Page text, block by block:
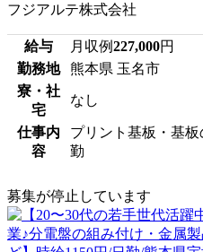
フジアルテ株式会社
給与 月収例227,000円
勤務地
熊本県 玉名市
寮・社
宅
なし
仕事内
容
プリント基板・基板
勤
募集が停止しています